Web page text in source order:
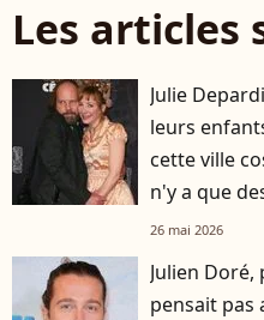
Les articles
Julie
leurs
cette ville
n'y a que
26 mai 2026
Julien
pensait pas